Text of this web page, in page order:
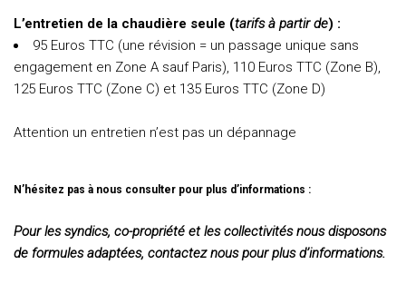
L’entretien de la chaudière seule (tarifs à partir de) :
95 Euros TTC (une révision = un passage unique sans
engagement en Zone A sauf Paris), 110 Euros TTC (Zone B),
125 Euros TTC (Zone C) et 135 Euros TTC (Zone D)
Attention un entretien n’est pas un dépannage
N’hésitez pas à nous consulter pour plus d’informations :
Pour les syndics, co-propriété et les collectivités nous disposons
de formules adaptées, contactez nous pour plus d’informations.